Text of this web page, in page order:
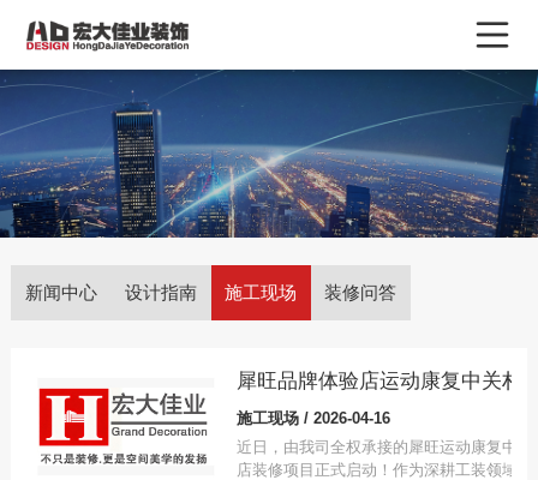
新闻中心 设计指南 施工现场 装修问答
施工现场 / 2026-04-16
近日，由我司全权承接的犀旺运动康复中关
店装修项目正式启动！作为深耕工装领域的